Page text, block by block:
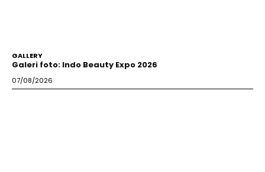
GALLERY
Galeri foto: Indo Beauty Expo 2026
07/08/2026